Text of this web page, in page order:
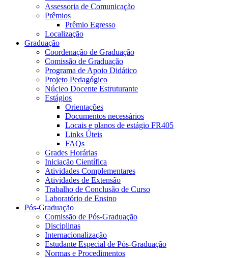
Assessoria de Comunicação
Prêmios
Prêmio Egresso
Localização
Graduação
Coordenação de Graduação
Comissão de Graduação
Programa de Apoio Didático
Projeto Pedagógico
Núcleo Docente Estruturante
Estágios
Orientações
Documentos necessários
Locais e planos de estágio FR405
Links Úteis
FAQs
Grades Horárias
Iniciação Científica
Atividades Complementares
Atividades de Extensão
Trabalho de Conclusão de Curso
Laboratório de Ensino
Pós-Graduação
Comissão de Pós-Graduação
Disciplinas
Internacionalização
Estudante Especial de Pós-Graduação
Normas e Procedimentos